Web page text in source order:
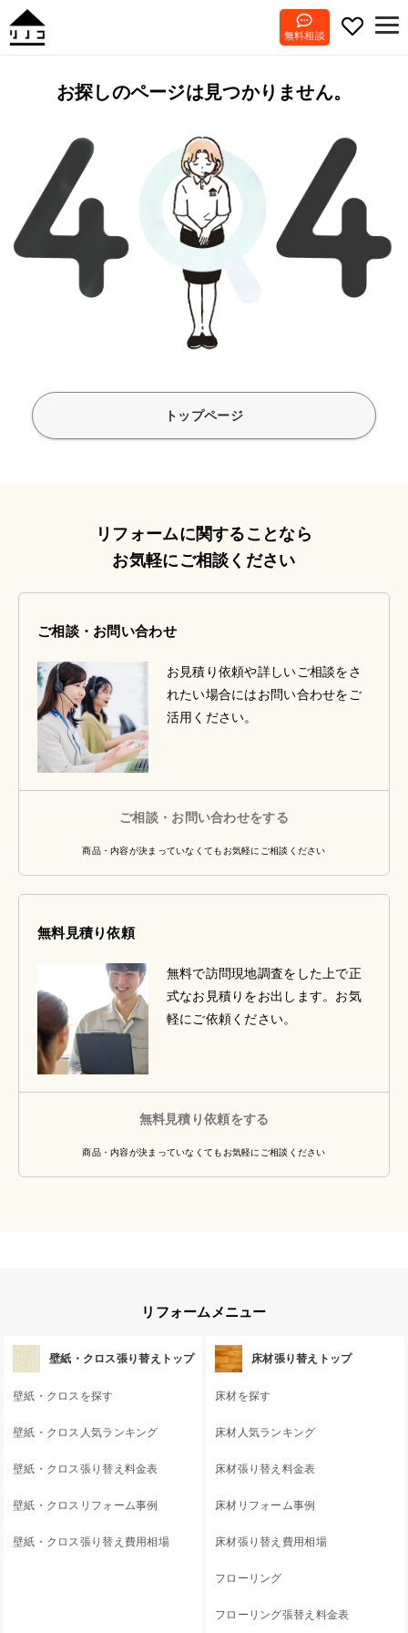
無料相談
お探しのページは見つかりません。
トップページ
リフォームに関することなら
お気軽にご相談ください
ご相談・お問い合わせ
お見積り依頼や詳しいご相談をさ
れたい場合にはお問い合わせをご
活用ください。
ご相談・お問い合わせをする
商品・内容が決まっていなくてもお気軽にご相談ください
無料見積り依頼
無料で訪問現地調査をした上で正
式なお見積りをお出します。お気
軽にご依頼ください。
無料見積り依頼をする
商品・内容が決まっていなくてもお気軽にご相談ください
リフォームメニュー
壁紙・クロス張り替えトップ
壁紙・クロスを探す
壁紙・クロス人気ランキング
壁紙・クロス張り替え料金表
壁紙・クロスリフォーム事例
壁紙・クロス張り替え費用相場
床材張り替えトップ
床材を探す
床材人気ランキング
床材張り替え料金表
床材リフォーム事例
床材張り替え費用相場
フローリング
フローリング張替え料金表